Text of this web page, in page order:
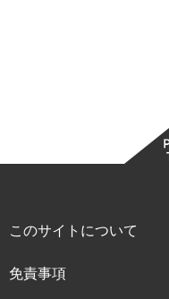
このサイトについて
免責事項